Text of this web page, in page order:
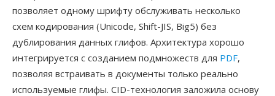
позволяет одному шрифту обслуживать несколько
схем кодирования (Unicode, Shift-JIS, Big5) без
дублирования данных глифов. Архитектура хорошо
интегрируется с созданием подмножеств для PDF,
позволяя встраивать в документы только реально
используемые глифы. CID-технология заложила основу